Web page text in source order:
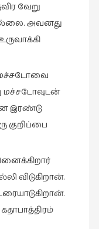
வேறு
அவனது
மச்சடோவை
மச்சடோவுடன்
இரண்டு
குறிப்பை
விடுகிறான்.